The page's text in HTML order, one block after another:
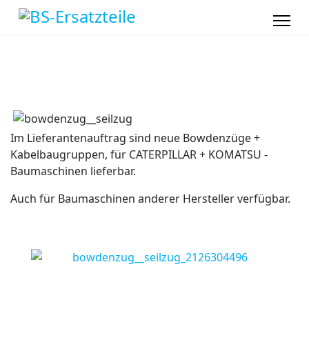
Im Lieferantenauftrag sind neue Bowdenzüge +
Kabelbaugruppen, für CATERPILLAR + KOMATSU -
Baumaschinen lieferbar.
Auch für Baumaschinen anderer Hersteller verfügbar.